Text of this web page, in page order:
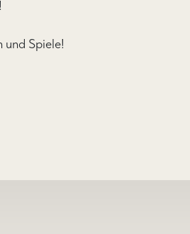
und Spiele!